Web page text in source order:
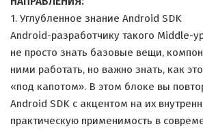
1. Углубленное знание Android SDK
Android-разработчику такого Middle-
не просто знать базовые вещи,
ними работать, но важно знать, как
«под капотом». В этом блоке вы
Android SDK с акцентом на их
практическую применимость в